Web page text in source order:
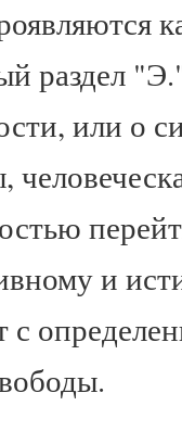
раздел
или о
и
с